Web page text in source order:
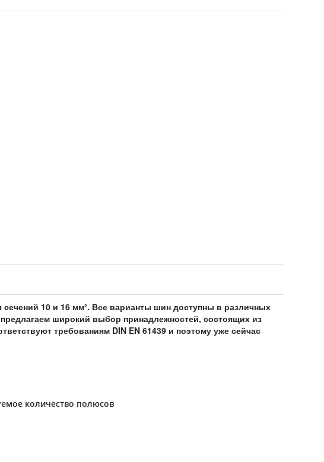
10 и 16 мм². Все варианты шин доступны в различных
широкий выбор принадлежностей, состоящих из
требованиям DIN EN 61439 и поэтому уже сейчас
количество полюсов